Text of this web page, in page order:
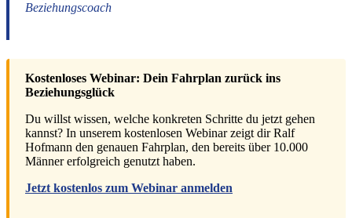
Beziehungscoach
Kostenloses Webinar: Dein Fahrplan zurück ins
Beziehungsglück
Du willst wissen, welche konkreten Schritte du jetzt gehen
kannst? In unserem kostenlosen Webinar zeigt dir Ralf
Hofmann den genauen Fahrplan, den bereits über 10.000
Männer erfolgreich genutzt haben.
Jetzt kostenlos zum Webinar anmelden